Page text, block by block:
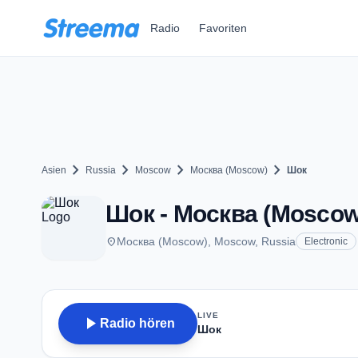
Radio Favoriten
Asien chevron_right Russia chevron_right Moscow chevron_right Москва (Moscow) chevron_right Шок
Шок - Москва
placeМосква (Moscow), Moscow, Russia Electronic
play_arrow Radio hören
LIVE
Шок